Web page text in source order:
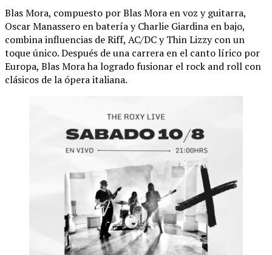
Blas Mora, compuesto por Blas Mora en voz y guitarra,
Oscar Manassero en batería y Charlie Giardina en bajo,
combina influencias de Riff, AC/DC y Thin Lizzy con un
toque único. Después de una carrera en el canto lírico por
Europa, Blas Mora ha logrado fusionar el rock and roll con
clásicos de la ópera italiana.